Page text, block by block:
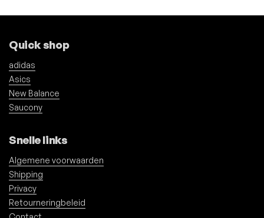
Quick shop
adidas
Asics
New Balance
Saucony
Snelle links
Algemene voorwaarden
Shipping
Privacy
Retourneringbeleid